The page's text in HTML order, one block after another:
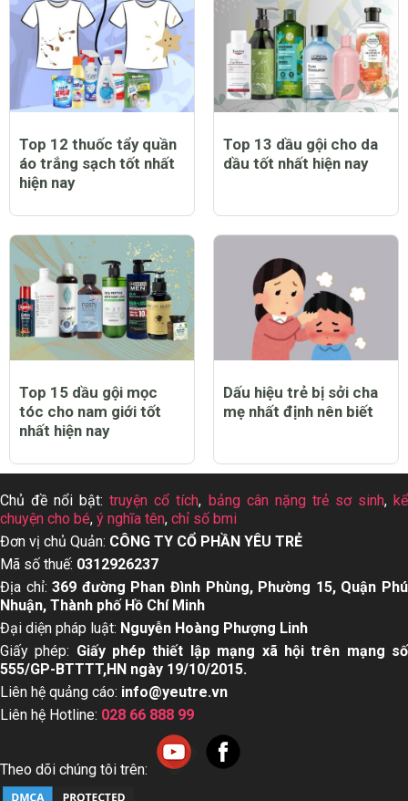
Top 12 thuốc tẩy quần
áo trắng sạch tốt nhất
hiện nay
Top 13 dầu gội cho da
dầu tốt nhất hiện nay
Top 15 dầu gội mọc
tóc cho nam giới tốt
nhất hiện nay
Dấu hiệu trẻ bị sởi cha
mẹ nhất định nên biết
Chủ đề nổi bật:truyện cổ tích, bảng cân nặng trẻ sơ sinh, kể
chuyện cho bé, ý nghĩa tên, chỉ số bmi
Đơn vị chủ Quản: CÔNG TY CỔ PHẦN YÊU TRẺ
Mã số thuế: 0312926237
Địa chỉ:369 đường Phan Đình Phùng, Phường 15, Quận Phú
Nhuận, Thành phố Hồ Chí Minh
Đại diện pháp luật: Nguyễn Hoàng Phượng Linh
Giấy phép: Giấy phép thiết lập mạng xã hội trên mạng số
555/GP-BTTTT,HN ngày 19/10/2015.
Liên hệ quảng cáo: info@yeutre.vn
Liên hệ Hotline: 028 66 888 99
Theo dõi chúng tôi trên: